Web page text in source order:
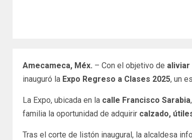
Amecameca, Méx. – Con el objetivo de
inauguró la Expo Regreso a Clases 2025, un
La Expo, ubicada en la calle Francisco Sarabia
familia la oportunidad de adquirir calzado,
Tras el corte de listón inaugural, la alcaldesa